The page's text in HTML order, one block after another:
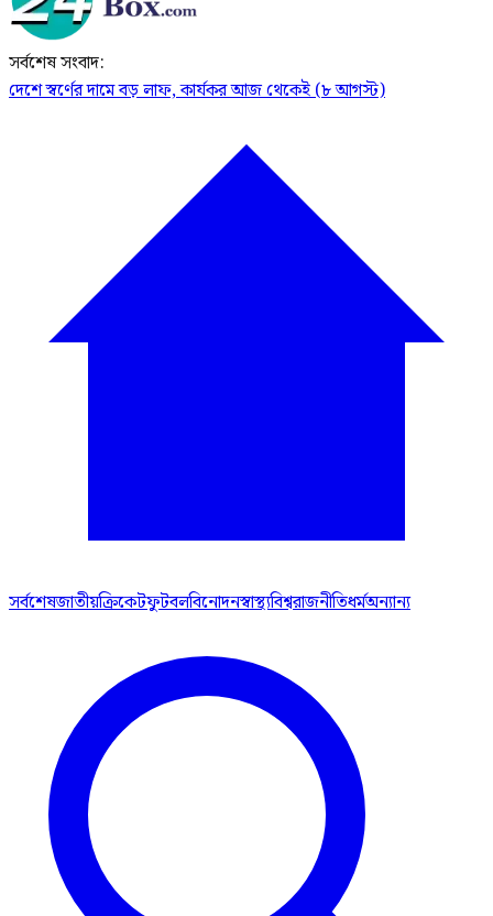
সর্বশেষ সংবাদ:
দেশে স্বর্ণের দামে বড় লাফ, কার্যকর আজ থেকেই (৮ আগস্ট)
সর্বশেষজাতীয়ক্রিকেটফুটবলবিনোদনস্বাস্থ্যবিশ্বরাজনীতিধর্মঅন্যান্য